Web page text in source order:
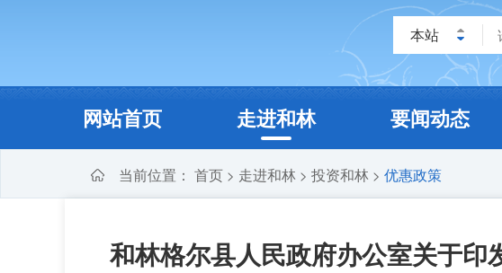
本站
网站首页 走进和林 要闻动态
当前位置： 首页 > 走进和林 > 投资和林 > 优惠政策
和林格尔县人民政府办公室关于